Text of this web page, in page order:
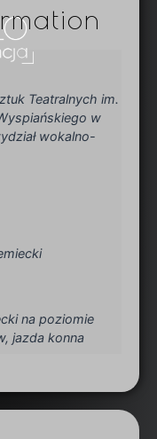
Teatralnych im.
w
wokalno-
na poziomie
jazda konna